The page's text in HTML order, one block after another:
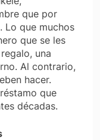
que por
Lo que muchos
que se les
una
Al contrario,
hacer.
que
décadas.